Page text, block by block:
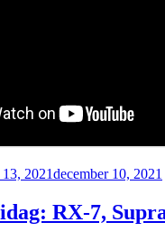
2021december 10, 2021
RX-7,